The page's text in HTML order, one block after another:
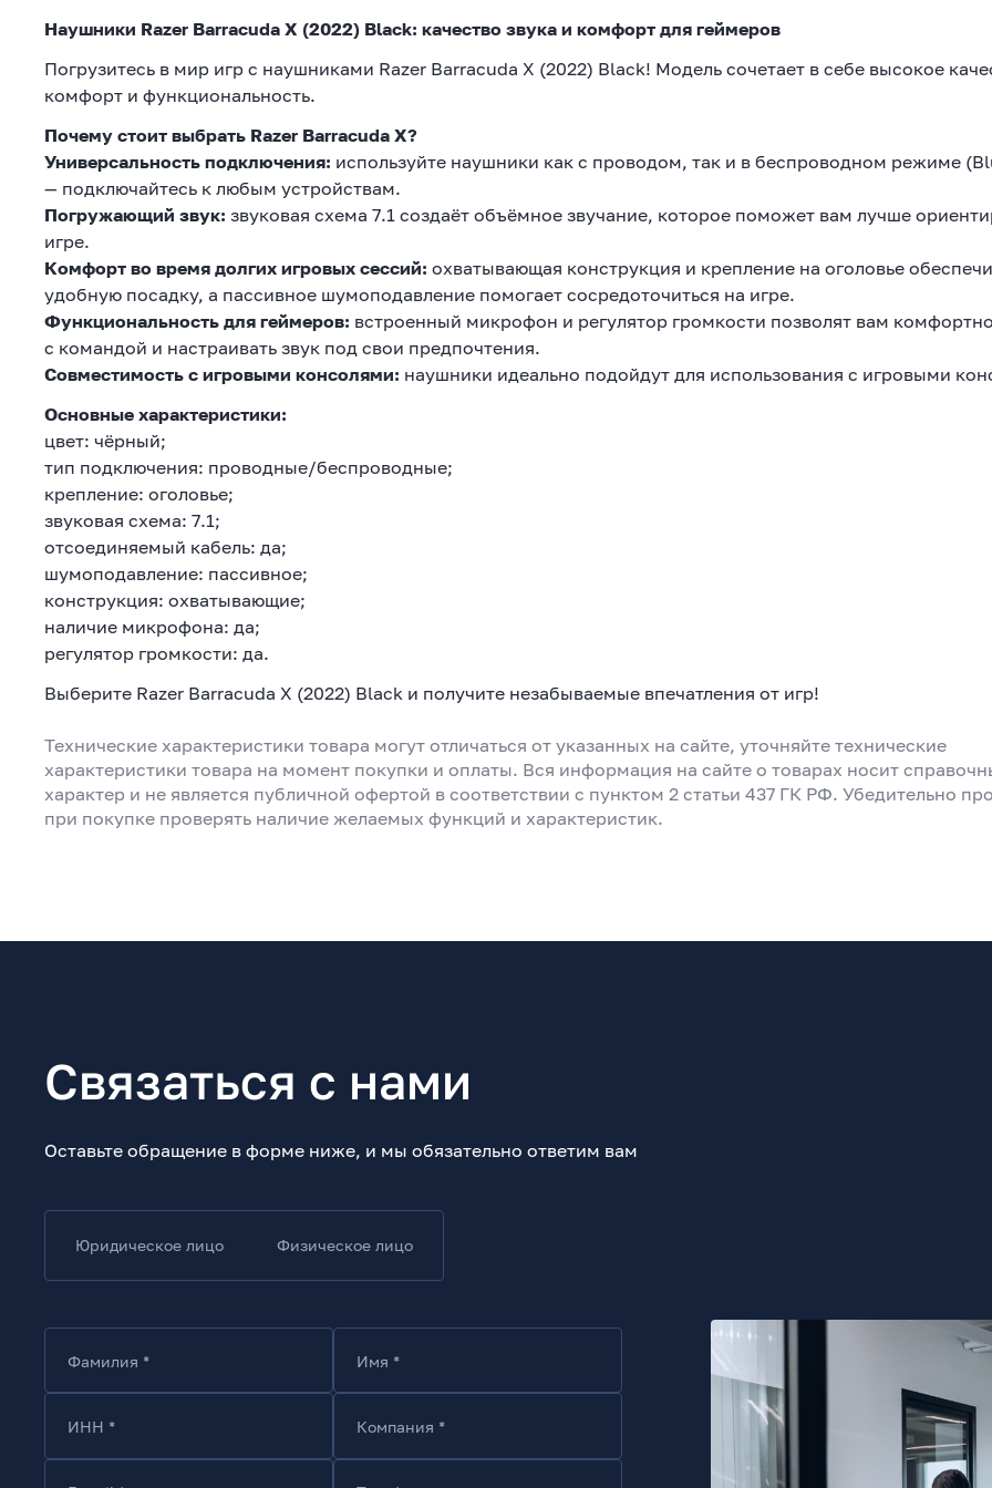
Наушники Razer Barracuda X (2022) Black: качество звука и комфорт для геймеров
Погрузитесь в мир игр с наушниками Razer Barracuda X (2022) Black! Модель сочетает в себе высокое
комфорт и функциональность.
Почему стоит выбрать Razer Barracuda X?
Универсальность подключения: используйте наушники как с проводом, так и в беспроводном режиме
— подключайтесь к любым устройствам.
Погружающий звук: звуковая схема 7.1 создаёт объёмное звучание, которое поможет вам лучше
игре.
Комфорт во время долгих игровых сессий: охватывающая конструкция и крепление на оголовье
удобную посадку, а пассивное шумоподавление помогает сосредоточиться на игре.
Функциональность для геймеров: встроенный микрофон и регулятор громкости позволят вам
с командой и настраивать звук под свои предпочтения.
Совместимость с игровыми консолями: наушники идеально подойдут для использования с игровыми
Основные характеристики:
цвет: чёрный;
тип подключения: проводные/беспроводные;
крепление: оголовье;
звуковая схема: 7.1;
отсоединяемый кабель: да;
шумоподавление: пассивное;
конструкция: охватывающие;
наличие микрофона: да;
регулятор громкости: да.
Выберите Razer Barracuda X (2022) Black и получите незабываемые впечатления от игр!
Технические характеристики товара могут отличаться от указанных на сайте, уточняйте технические
характеристики товара на момент покупки и оплаты. Вся информация на сайте о товарах носит
характер и не является публичной офертой в соответствии с пунктом 2 статьи 437 ГК РФ. Убедительно
при покупке проверять наличие желаемых функций и характеристик.
Связаться с нами
Оставьте обращение в форме ниже, и мы обязательно ответим вам
Юридическое лицо Физическое лицо
Фамилия * Имя *
ИНН * Компания *